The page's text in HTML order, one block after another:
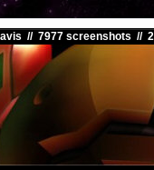
// 7977 screenshots //